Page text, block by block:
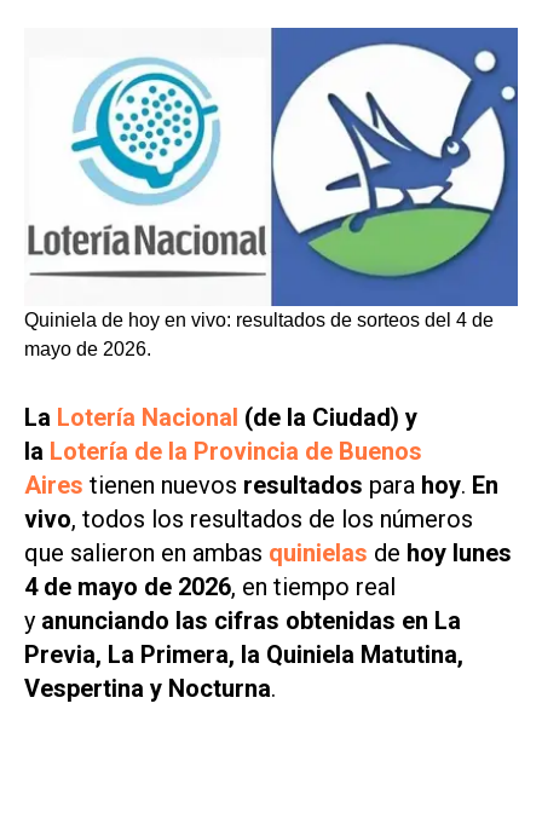
Quiniela de hoy en vivo: resultados de sorteos del 4 de
mayo de 2026.
La Lotería Nacional (de la Ciudad) y
la Lotería de la Provincia de Buenos
Aires tienen nuevos resultados para hoy. En
vivo, todos los resultados de los números
que salieron en ambas quinielas de hoy lunes
4 de mayo de 2026, en tiempo real
y anunciando las cifras obtenidas en La
Previa, La Primera, la Quiniela Matutina,
Vespertina y Nocturna.